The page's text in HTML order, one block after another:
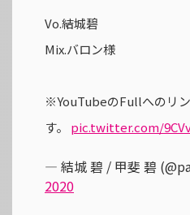
Vo.結城碧
Mix.バロン様
※YouTubeのFullへのリ
す。 pic.twitter.com/
— 結城 碧 / 甲斐 碧
2020